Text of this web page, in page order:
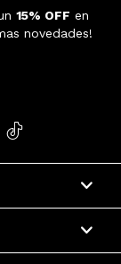
15% OFF en
novedades!
